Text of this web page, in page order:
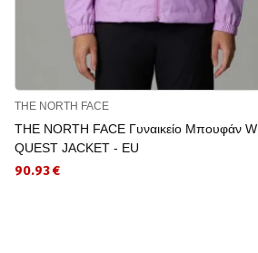
THE NORTH FACE
THE NORTH FACE Γυναικείο Μπουφάν W
QUEST JACKET - EU
90.93 €